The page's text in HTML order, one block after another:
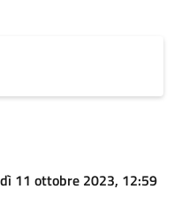
11 ottobre 2023, 12:59